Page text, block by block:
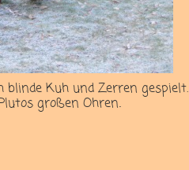
Kuh und Zerren gespielt.
großen Ohren